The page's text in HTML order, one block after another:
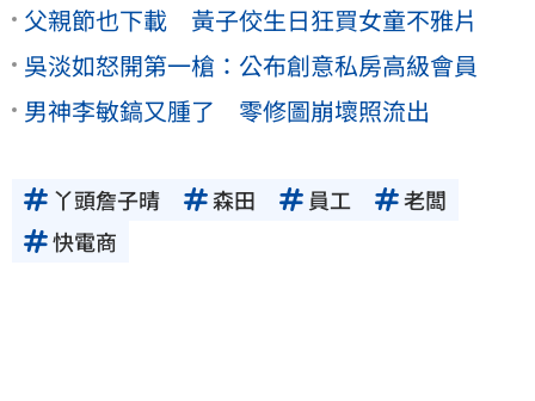
父親節也下載 黃子佼生日狂買女童不雅片
吳淡如怒開第一槍：公布創意私房高級會員
男神李敏鎬又腫了 零修圖崩壞照流出
丫頭詹子晴 森田 員工
老闆
快電商